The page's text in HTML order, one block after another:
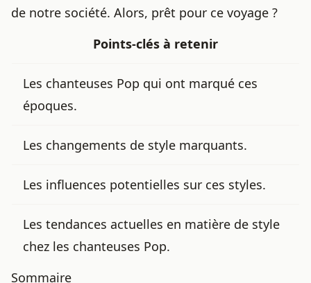
de notre société. Alors, prêt pour ce voyage ?
Points-clés à retenir
Les chanteuses Pop qui ont marqué ces
époques.
Les changements de style marquants.
Les influences potentielles sur ces styles.
Les tendances actuelles en matière de style
chez les chanteuses Pop.
Sommaire